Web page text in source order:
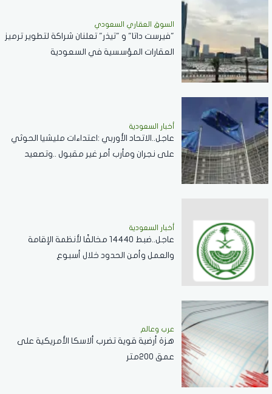
السوق العقاري السعودي
"فيرست داتا" و "تيذر" تعلنان شراكة لتطوير ترميز
العقارات المؤسسية في السعودية
أخبار السعودية
عاجل..الاتحاد الأوربي :اعتداءات مليشيا الحوثي
على نجران ومأرب أمر غير مقبول ..وتصعيد
أخبار السعودية
عاجل..ضبط 14440 مخالفًا لأنظمة الإقامة
والعمل وأمن الحدود خلال أسبوع
عرب وعالم
هزة أرضية قوية تضرب ألاسكا الأمريكية على
عمق 200متر